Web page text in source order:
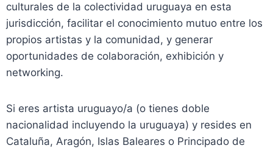
culturales de la colectividad uruguaya en esta
jurisdicción, facilitar el conocimiento mutuo entre los
propios artistas y la comunidad, y generar
oportunidades de colaboración, exhibición y
networking.
Si eres artista uruguayo/a (o tienes doble
nacionalidad incluyendo la uruguaya) y resides en
Cataluña, Aragón, Islas Baleares o Principado de